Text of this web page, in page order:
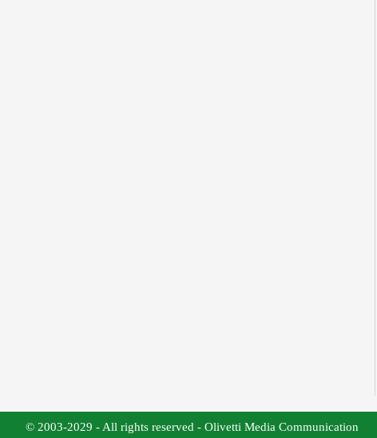
© 2003-2029 - All rights reserved - Olivetti Media Communication